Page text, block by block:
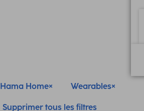
Hama Home Wearables
Supprimer tous les filtres